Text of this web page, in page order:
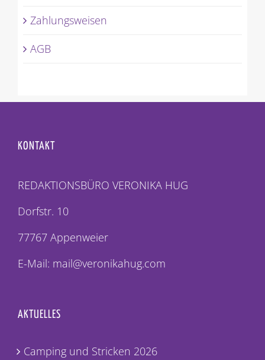
Zahlungsweisen
AGB
KONTAKT
REDAKTIONSBÜRO VERONIKA HUG
Dorfstr. 10
77767 Appenweier
E-Mail: mail@veronikahug.com
AKTUELLES
Camping und Stricken 2026